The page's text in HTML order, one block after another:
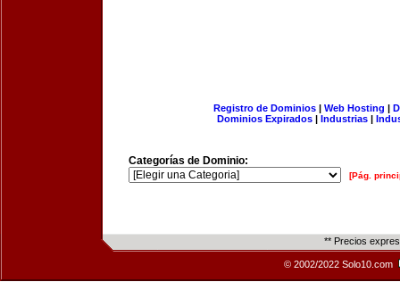
Registro de Dominios| Web Hosting |
Dominios Expirados | Industrias |
Categorías de Dominio:
[Pág.
** Precios
© 2002/2022 Solo10.com